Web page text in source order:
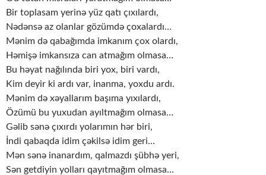
Bir toplasam yerinə yüz qatı çıxılardı,
Nədənsə az olanlar gözümdə çoxalardı…
Mənim də qabağımda imkanım çox olardı,
Həmişə imkansıza can atmağım olmasa…
Bu həyat nağılında biri yox, biri vardı,
Kim deyir ki ardı var, inanma, yoxdu ardı.
Mənim də xəyallarım başıma yıxılardı,
Özümü bu yuxudan ayıltmağım olmasa…
Gəlib sənə çıxırdı yolarımın hər biri,
İndi qabaqda idim çəkilsə idim geri…
Mən sənə inanardım, qalmazdı şübhə yeri,
Sən getdiyin yolları qayıtmağım olmasa…